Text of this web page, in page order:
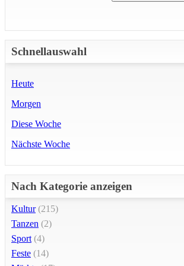
Schnellauswahl
Heute
Morgen
Diese Woche
Nächste Woche
Nach Kategorie anzeigen
Kultur(215)
Tanzen (2)
Sport (4)
Feste (14)